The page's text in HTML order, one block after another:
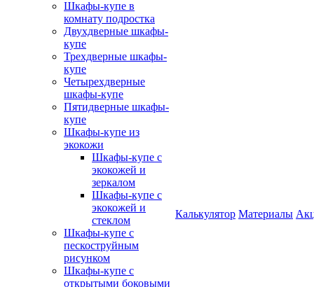
Шкафы-купе в
комнату подростка
Двухдверные шкафы-
купе
Трехдверные шкафы-
купе
Четырехдверные
шкафы-купе
Пятидверные шкафы-
купе
Шкафы-купе из
экокожи
Шкафы-купе с
экокожей и
зеркалом
Шкафы-купе с
экокожей и
стеклом
Шкафы-купе с
пескоструйным
рисунком
Шкафы-купе с
открытыми боковыми
Калькулятор Материалы